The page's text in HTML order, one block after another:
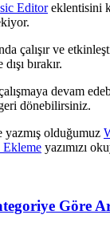
Editoreklentisini
çalışır ve
bırakır.
devam
dönebilirsiniz.
yazmış olduğumuz
yazımızı
Göre